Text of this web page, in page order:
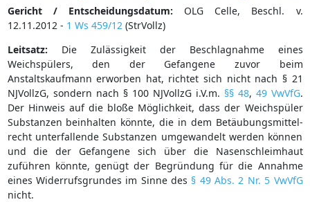
Gericht / Entscheidungsdatum: OLG Celle, Beschl. v.
12.11.2012 - 1 Ws 459/12 (StrVollz)
Leitsatz: Die Zulässigkeit der Beschlagnahme eines
Weichspülers, den der Gefangene zuvor beim
Anstaltskaufmann erworben hat, richtet sich nicht nach § 21
NJVollzG, sondern nach § 100 NJVollzG i.V.m. §§ 48, 49 VwVfG.
Der Hinweis auf die bloße Möglichkeit, dass der Weichspüler
Substanzen beinhalten könnte, die in dem Betäubungsmittel-
recht unterfallende Substanzen umgewandelt werden können
und die der Gefangene sich über die Nasenschleimhaut
zuführen könnte, genügt der Begründung für die Annahme
eines Widerrufsgrundes im Sinne des § 49 Abs. 2 Nr. 5 VwVfG
nicht.